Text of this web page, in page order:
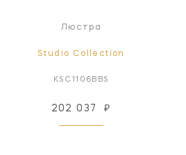
Люстра
Studio Collection
KSC1106BBS
202 037 ₽